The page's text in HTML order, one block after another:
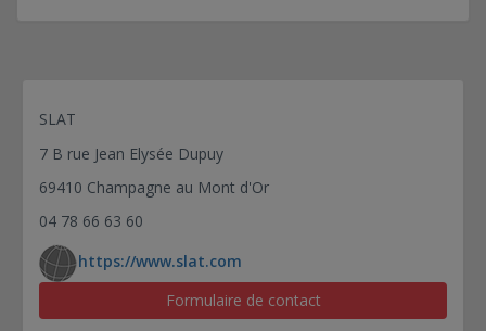
SLAT
7 B rue Jean Elysée Dupuy
69410 Champagne au Mont d'Or
04 78 66 63 60
https://www.slat.com
Formulaire de contact